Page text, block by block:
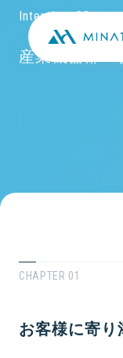
Interview 03
産業機器部：
CHAPTER 01
お客様に寄り